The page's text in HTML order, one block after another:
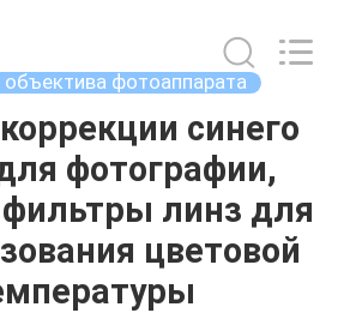
фотоаппарата
синего
фотографии,
линз для
цветовой